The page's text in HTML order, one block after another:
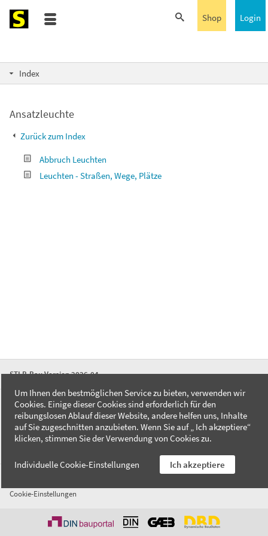
Login
Shop
Index
Ansatzleuchte
Zurück zum Index
Abbruch Leuchten
Leuchten - Straßen, Wege, Plätze
STLB-Bau Version 2026-04
FAQ
Kontakt
Datenschutzerklärung
Cookie-Einstellungen
Um Ihnen den bestmöglichen Service zu bieten, verwenden wir
Cookies. Einige dieser Cookies sind erforderlich für den
reibungslosen Ablauf dieser Website, andere helfen uns, Inhalte
auf Sie zugeschnitten anzubieten. Wenn Sie auf „ Ich akzeptiere“
klicken, stimmen Sie der Verwendung von Cookies zu.
Individuelle Cookie-Einstellungen Ich akzeptiere